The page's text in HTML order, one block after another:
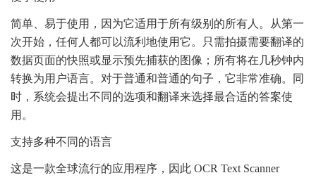
简单、易于使用，因为它适用于所有级别的所有人。从第一
次开始，任何人都可以流利地使用它。只需拍摄需要翻译的
数据页面的快照或显示预先捕获的图像；所有将在几秒钟内
转换为用户语言。对于普通和普通的句子，它非常准确。同
时，系统会提出不同的选项和翻译来选择最合适的答案使
用。
支持多种不同的语言
这是一款全球流行的应用程序，因此 OCR Text Scanner